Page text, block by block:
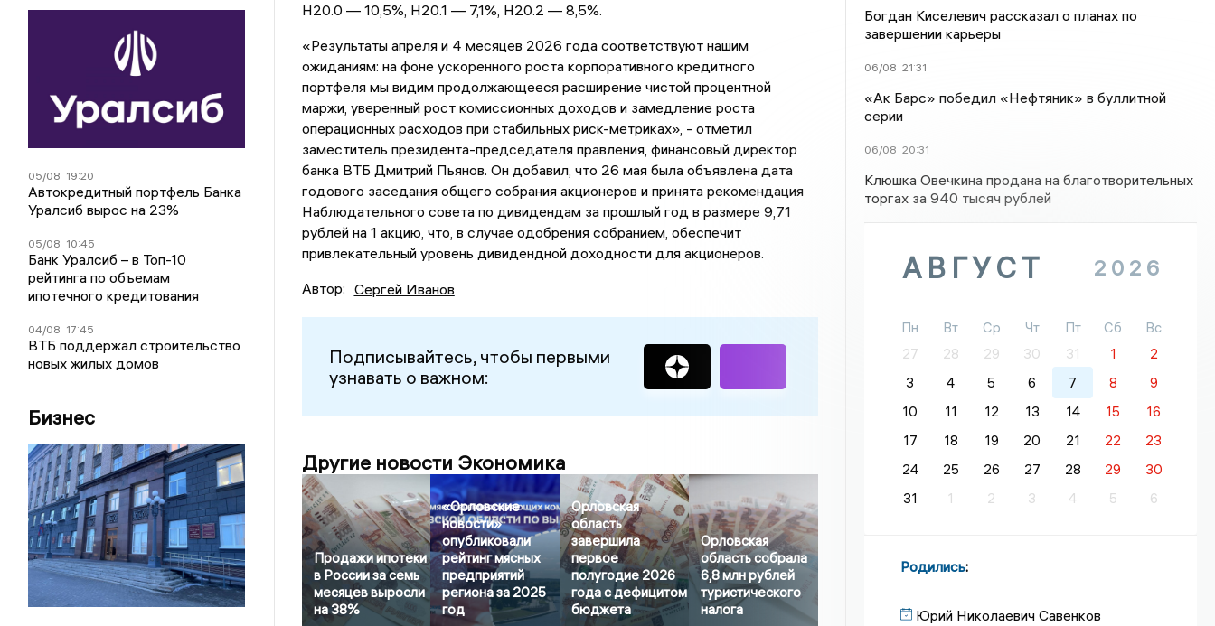
05/08 19:20
Автокредитный портфель Банка
Уралсиб вырос на 23%
05/08 10:45
Банк Уралсиб – в Топ-10
рейтинга по объемам
ипотечного кредитования
04/08 17:45
ВТБ поддержал строительство
новых жилых домов
Бизнес
Н20.0 — 10,5%, Н20.1 — 7,1%, Н20.2 — 8,5%.
«Результаты апреля и 4 месяцев 2026 года соответствуют нашим
ожиданиям: на фоне ускоренного роста корпоративного кредитного
портфеля мы видим продолжающееся расширение чистой процентной
маржи, уверенный рост комиссионных доходов и замедление роста
операционных расходов при стабильных риск-метриках», - отметил
заместитель президента-председателя правления, финансовый директор
банка ВТБ Дмитрий Пьянов. Он добавил, что 26 мая была объявлена дата
годового заседания общего собрания акционеров и принята рекомендация
Наблюдательного совета по дивидендам за прошлый год в размере 9,71
рублей на 1 акцию, что, в случае одобрения собранием, обеспечит
привлекательный уровень дивидендной доходности для акционеров.
Автор: Сергей Иванов
Подписывайтесь, чтобы первыми
узнавать о важном:
Другие новости Экономика
Продажи ипотеки
в России за семь
месяцев выросли
на 38%
«Орловские
новости»
опубликовали
рейтинг мясных
предприятий
региона за 2025
год
Орловская
область
завершила
первое
полугодие 2026
года с дефицитом
бюджета
Орловская
область собрала
6,8 млн рублей
туристического
налога
Богдан Киселевич рассказал о планах по
завершении карьеры
06/08 21:31
«Ак Барс» победил «Нефтяник» в буллитной
серии
06/08 20:31
Клюшка Овечкина продана на благотворительных
торгах за 940 тысяч рублей
АВГУСТ 2026
Пн Вт Ср Чт Пт Сб
Вс
27
28 29 30 31 1
2
3
4 5 6 7 8
9
10
11 12 13 14 15
16
17
18 19 20 21 22
23
24
25 26 27 28 29
30
31
1 2 3 4 5 6
Родились:
Юрий Николаевич Савенков